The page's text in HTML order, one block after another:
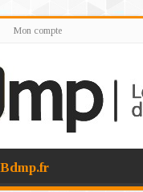
Mon compte